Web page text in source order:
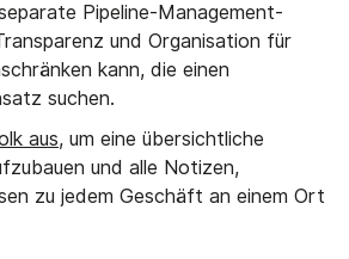
Pipeline-Management-
und Organisation für
kann, die einen
suchen.
aus, um eine übersichtliche
und alle Notizen,
zu jedem Geschäft an einem Ort